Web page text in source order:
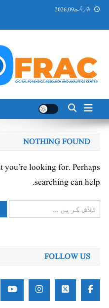
Skip اتوار, اگست 09, 2026
DFRAC_ORG
NOTHING FOUND
you’re looking for. Perhaps
searching can help.
تلاش
کریں
FOLLOW US